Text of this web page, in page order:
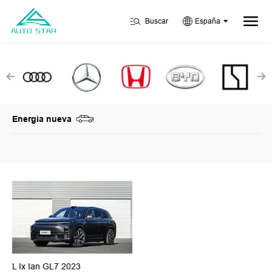
Buscar España
Energia nueva
L Ix Ian GL7 2023